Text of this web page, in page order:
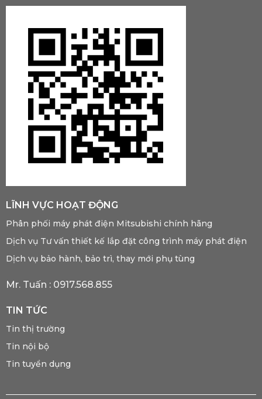
LĨNH VỰC HOẠT ĐỘNG
Phân phối máy phát điện Mitsubishi chính hãng
Dịch vụ Tư vấn thiết kế lắp đặt công trình máy phát điện
Dịch vụ bảo hành, bảo trì, thay mới phụ tùng
Mr. Tuấn : 0917.568.855
TIN TỨC
Tin thị trường
Tin nội bộ
Tin tuyển dụng